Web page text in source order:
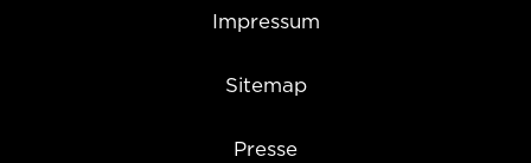
Impressum
Sitemap
Presse